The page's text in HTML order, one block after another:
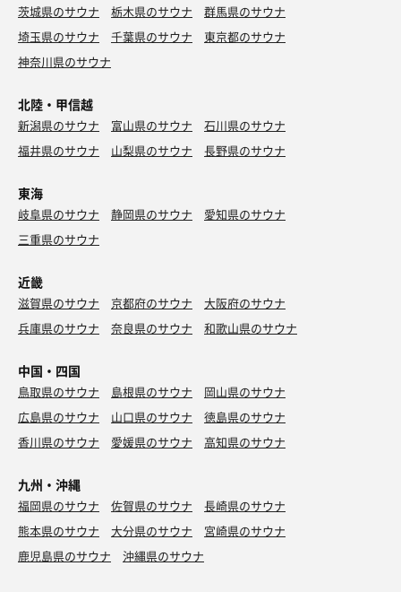
茨城県のサウナ 栃木県のサウナ
群馬県のサウナ
埼玉県のサウナ
千葉県のサウナ
東京都のサウナ
神奈川県のサウナ
北陸・甲信越
新潟県のサウナ 富山県のサウナ
石川県のサウナ
福井県のサウナ
山梨県のサウナ 長野県のサウナ
東海
岐阜県のサウナ 静岡県のサウナ
愛知県のサウナ
三重県のサウナ
近畿
滋賀県のサウナ 京都府のサウナ
大阪府のサウナ
兵庫県のサウナ
奈良県のサウナ 和歌山県のサウナ
中国・四国
鳥取県のサウナ 島根県のサウナ
岡山県のサウナ
広島県のサウナ
山口県のサウナ
徳島県のサウナ
香川県のサウナ
愛媛県のサウナ 高知県のサウナ
九州・沖縄
福岡県のサウナ 佐賀県のサウナ
長崎県のサウナ
熊本県のサウナ
大分県のサウナ
宮崎県のサウナ
鹿児島県のサウナ
沖縄県のサウナ